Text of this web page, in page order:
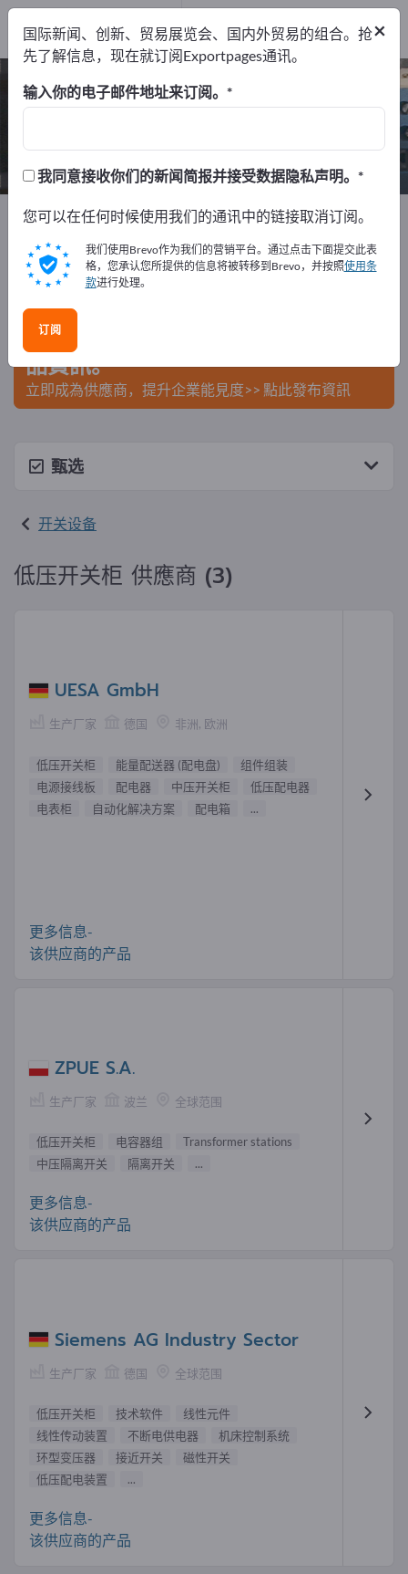
低压开关柜 – 查找制造商和供应商
3 3
出口商3
制造商3
Exportpages 电气工程 开关设备 低压开关柜
在Exportpages免費刊登廣告！
在Exportpages上發布您的公司與產
品資訊。
立即成為供應商，提升企業能見度>> 點此發布資訊
甄选
开关设备
低压开关柜 供應商 (3)
UESA GmbH
生产厂家 德国 非洲, 欧洲
低压开关柜 能量配送器 (配电盘)
组件组装
电源接线板
配电器 中压开关柜
低压配电器
电表柜
自动化解决方案 配电箱 ...
更多信息-
该供应商的产品
ZPUE S.A.
生产厂家 波兰 全球范围
低压开关柜 电容器组
Transformer stations
中压隔离开关
隔离开关 ...
更多信息-
该供应商的产品
Siemens AG Industry Sector
生产厂家 德国 全球范围
低压开关柜 技术软件
线性元件
线性传动装置
不断电供电器
机床控制系统
环型变压器
接近开关
磁性开关
低压配电装置
...
更多信息-
该供应商的产品
×
国际新闻、创新、贸易展览会、国内外贸易的组合。抢
先了解信息，现在就订阅Exportpages通讯。
输入你的电子邮件地址来订阅。
我同意接收你们的新闻简报并接受数据隐私声明。
您可以在任何时候使用我们的通讯中的链接取消订阅。
我们使用Brevo作为我们的营销平台。通过点击下面提交此表
格，您承认您所提供的信息将被转移到Brevo，并按照使用条
款进行处理。
订阅